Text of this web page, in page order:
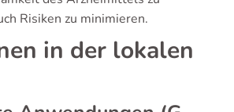
Risiken zu minimieren.
in der lokalen